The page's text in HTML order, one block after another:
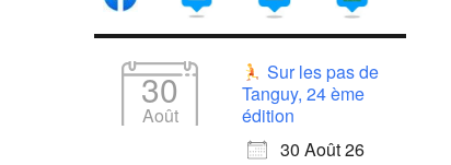
30
Août
Sur les pas de
Tanguy, 24 ème
édition
30 Août 26